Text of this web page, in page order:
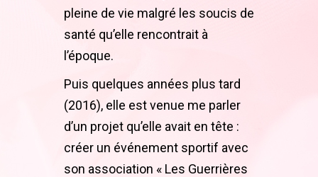
pleine de vie malgré les soucis de
santé qu’elle rencontrait à
l’époque.
Puis quelques années plus tard
(2016), elle est venue me parler
d’un projet qu’elle avait en tête :
créer un événement sportif avec
son association « Les Guerrières